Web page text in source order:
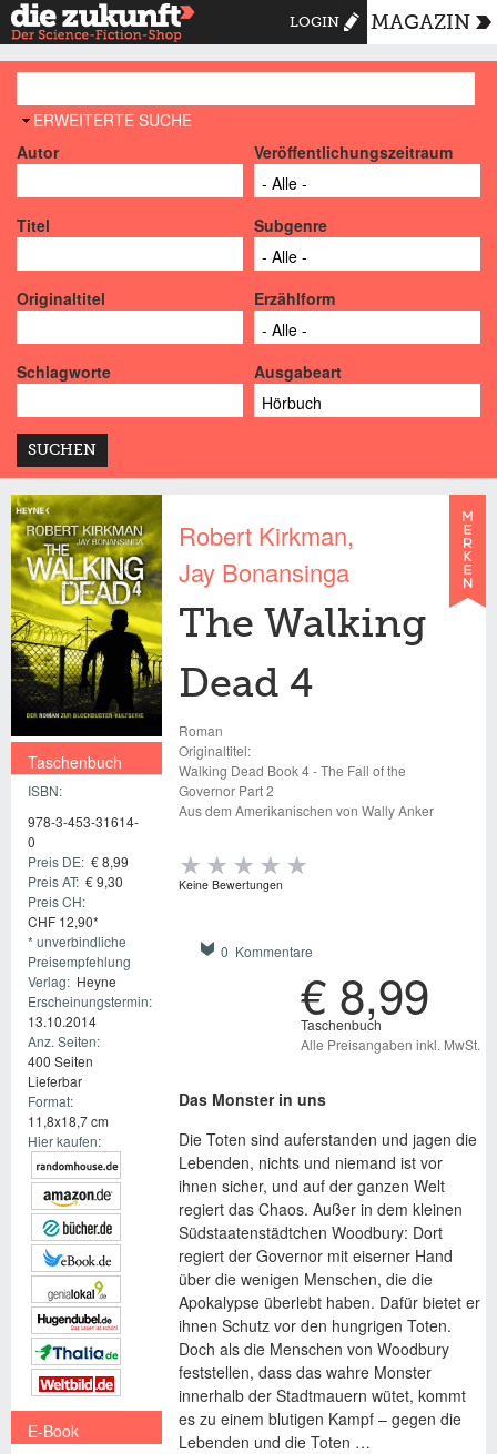
LOGIN MAGAZIN
AUSBLENDEN
ERWEITERTE SUCHE
Autor
Veröffentlichungszeitraum
Titel Subgenre
Originaltitel Erzählform
Schlagworte Ausgabeart
Taschenbuch
ISBN:
978-3-453-31614-
0
Preis DE: € 8,99
Preis AT: € 9,30
Preis CH:
CHF 12,90*
* unverbindliche
Preisempfehlung
Verlag: Heyne
Erscheinungstermin:
13.10.2014
Anz. Seiten:
400 Seiten
Lieferbar
Format:
11,8x18,7 cm
Hier kaufen:
E-Book
Robert Kirkman
Jay Bonansinga
The Walking
Dead 4
Roman
Originaltitel:
Walking Dead Book 4 - The Fall of the
Governor Part 2
Aus dem Amerikanischen von Wally Anker
Keine Bewertungen
0 Kommentare
€ 8,99
Taschenbuch
Alle Preisangaben inkl. MwSt.
Das Monster in uns
Die Toten sind auferstanden und jagen die
Lebenden, nichts und niemand ist vor
ihnen sicher, und auf der ganzen Welt
regiert das Chaos. Außer in dem kleinen
Südstaatenstädtchen Woodbury: Dort
regiert der Governor mit eiserner Hand
über die wenigen Menschen, die die
Apokalypse überlebt haben. Dafür bietet er
ihnen Schutz vor den hungrigen Toten.
Doch als die Menschen von Woodbury
feststellen, dass das wahre Monster
innerhalb der Stadtmauern wütet, kommt
es zu einem blutigen Kampf – gegen die
Lebenden und die Toten …